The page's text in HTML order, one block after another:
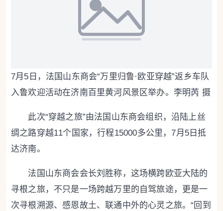
7月5日，法国山东商会“万里归鲁·欧亚穿越”返乡车队
入鲁欢迎活动在济南百里黄河风景区举办。李明芮 摄
此次“穿越之旅”由法国山东商会组织，沿陆上丝
绸之路穿越11个国家，行程15000多公里，7月5日抵
达济南。
法国山东商会会长刘胜称，这场横跨欧亚大陆的
寻根之旅，不只是一场跨越万里的自驾旅途，更是一
次寻根溯源、感恩故土、联通中外的心灵之旅。“回到